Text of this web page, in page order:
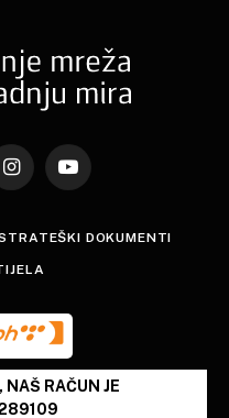
InstagramYouTube
DOKUMENTI
NAŠ RAČUN JE